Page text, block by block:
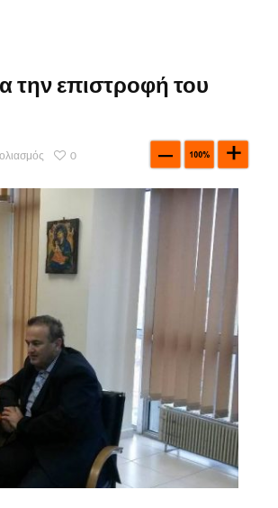
την επιστροφή του
0